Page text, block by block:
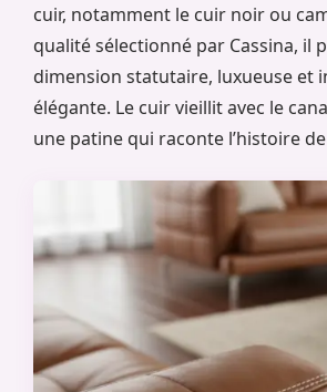
cuir, notamment le cuir noir ou
qualité sélectionné par Cassina, il
dimension statutaire, luxueuse et
élégante. Le cuir vieillit avec le
une patine qui raconte l’histoire